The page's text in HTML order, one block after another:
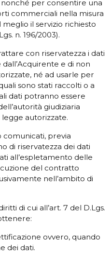
per consentire una
commerciali nella misura
il servizio richiesto
n. 196/2003).
con riservatezza i dati
e di non
né ad usarle per
sono stati raccolti o a
dati potranno essere
giudiziaria
autorizzate.
comunicati, previa
di riservatezza dei dati
all’espletamento delle
del contratto
nell’ambito di
di cui all’art. 7 del D.Lgs.
ovvero, quando
dei dati.